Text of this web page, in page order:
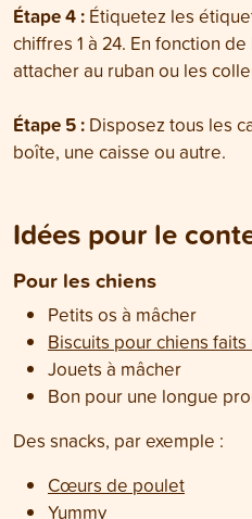
Étape 4 : Étiquetez les
chiffres 1 à 24. En fonction
attacher au ruban ou les
Étape 5 : Disposez tous les
boîte, une caisse ou autre.
Idées pour le
Pour les chiens
Petits os à mâcher
Biscuits pour chiens faits
Jouets à mâcher
Bon pour une longue
Des snacks, par exemple :
Cœurs de poulet
Yummy